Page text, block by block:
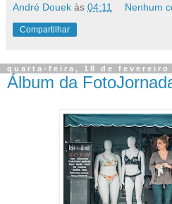
André Douek às 04:11 Nenhum
Compartilhar
quarta-feira, 18 de fevereiro
Álbum da